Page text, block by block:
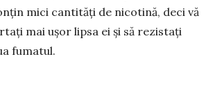
mici cantități de nico­tină, deci vă
mai ușor lipsa ei și să rezistați
fumatul.